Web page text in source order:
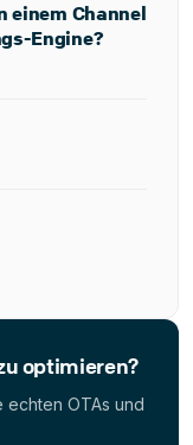
einem Channel
Engine?
optimieren?
echten OTAs und